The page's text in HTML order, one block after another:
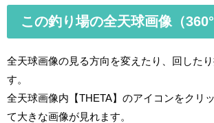
この釣り場の全天球画像（360°
全天球画像の見る方向を変えたり、回した
す。
全天球画像内【THETA】のアイコンをクリ
て大きな画像が見れます。